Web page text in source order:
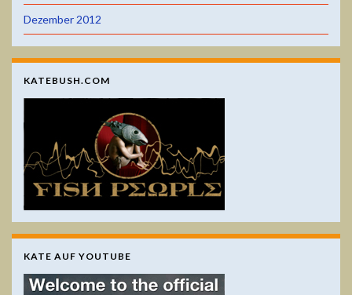
Dezember 2012
KATEBUSH.COM
KATE AUF YOUTUBE